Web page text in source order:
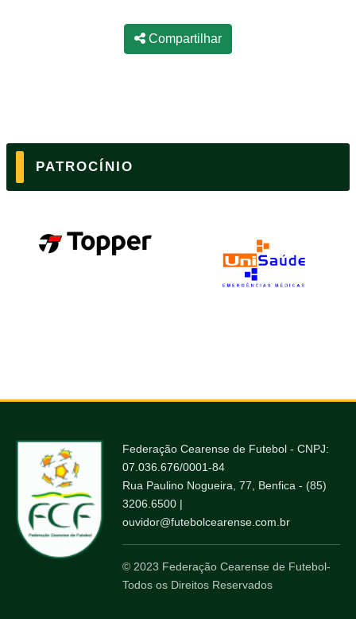
Compartilhar
PATROCÍNIO
Federação Cearense de Futebol - CNPJ:
07.036.676/0001-84
Rua Paulino Nogueira, 77, Benfica - (85)
3206.6500 |
ouvidor@futebolcearense.com.br
© 2023 Federação Cearense de Futebol-
Todos os Direitos Reservados